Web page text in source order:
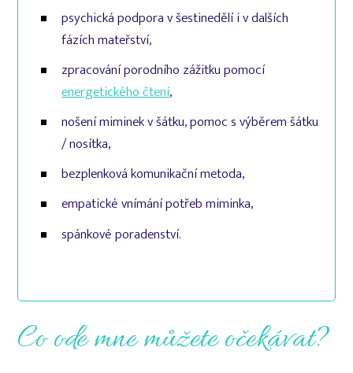
psychická podpora v šestinedělí i v dalších
fázích mateřství,
zpracování porodního zážitku pomocí
energetického čtení,
nošení miminek v šátku, pomoc s výběrem šátku
/ nosítka,
bezplenková komunikační metoda,
empatické vnímání potřeb miminka,
spánkové poradenství.
Co ode mne můžete očekávat?